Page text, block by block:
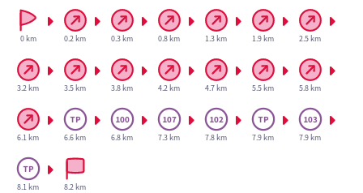
0 km 0.2 km 0.3 km 0.8 km 1.3 km 1.9 km 2.5 km
3.2 km 3.5 km 3.8 km 4.2 km 4.7 km 5.5 km 5.8 km
6.1 km 6.6 km 6.8 km 7.3 km 7.8 km 7.9 km 7.9 km
8.1 km 8.2 km